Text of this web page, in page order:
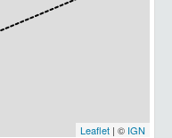
Leaflet| © IGN